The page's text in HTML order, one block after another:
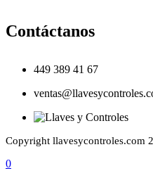
Contáctanos
449 389 41 67
Copyright llavesycontroles.com
0